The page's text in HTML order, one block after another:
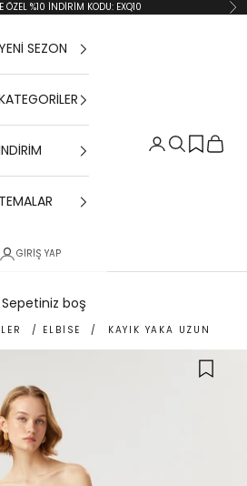
ÖZEL %10 İNDİRİM KODU: EXQ10
Giriş Yap
Ara Sepet
SEZON
TEMALAR
GIRIŞ YAP
Sepetiniz boş
/ ELBİSE / KAYIK YAKA UZUN BOY